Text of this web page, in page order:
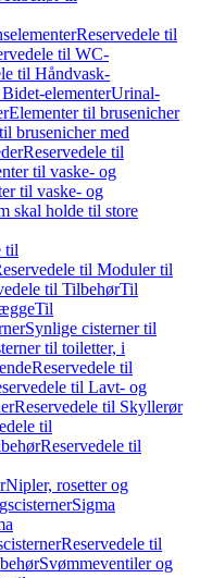
Reservedele til
til WC-
til Håndvask-
elementerUrinal-
Elementer til brusenicher
brusenicher med
Reservedele til
til vaske- og
til vaske- og
skal holde til store
til
til Moduler til
til TilbehørTil
Til
Synlige cisterner til
til toiletter, i
Reservedele til
til Lavt- og
Reservedele til Skyllerør
til
Reservedele til
Nipler, rosetter og
Sigma
Reservedele til
Svømmeventiler og